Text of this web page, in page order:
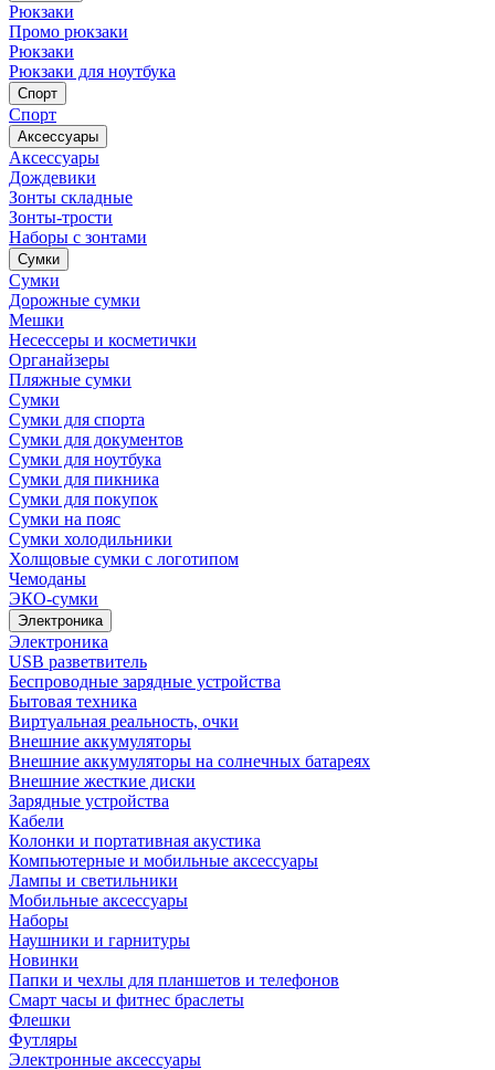
Рюкзаки
Промо рюкзаки
Рюкзаки
Рюкзаки для ноутбука
Спорт
Спорт
Аксессуары
Аксессуары
Дождевики
Зонты складные
Зонты-трости
Наборы с зонтами
Сумки
Сумки
Дорожные сумки
Мешки
Несессеры и косметички
Органайзеры
Пляжные сумки
Сумки
Сумки для спорта
Сумки для документов
Сумки для ноутбука
Сумки для пикника
Сумки для покупок
Сумки на пояс
Сумки холодильники
Холщовые сумки с логотипом
Чемоданы
ЭКО-сумки
Электроника
Электроника
USB разветвитель
Беспроводные зарядные устройства
Бытовая техника
Виртуальная реальность, очки
Внешние аккумуляторы
Внешние аккумуляторы на солнечных батареях
Внешние жесткие диски
Зарядные устройства
Кабели
Колонки и портативная акустика
Компьютерные и мобильные аксессуары
Лампы и светильники
Мобильные аксессуары
Наборы
Наушники и гарнитуры
Новинки
Папки и чехлы для планшетов и телефонов
Смарт часы и фитнес браслеты
Флешки
Футляры
Электронные аксессуары